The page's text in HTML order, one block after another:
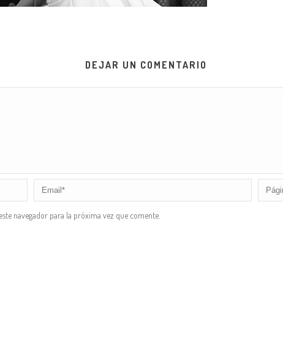
DEJAR UN COMENTARIO
navegador para la próxima vez que comente.